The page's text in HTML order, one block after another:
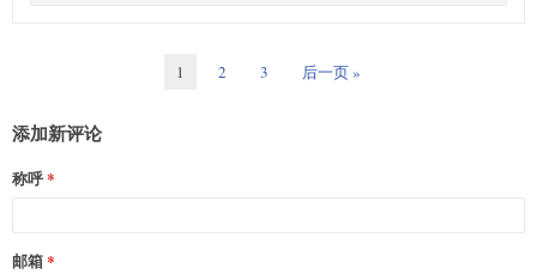
1 2 3 后一页 »
添加新评论
称呼
邮箱